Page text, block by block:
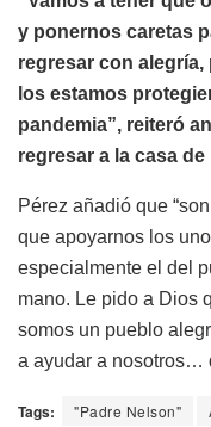
y ponernos caretas
regresar con
los estamos
pandemia”, reiteró
regresar a la casa
Pérez añadió que
que apoyarnos los
especialmente el del
mano. Le pido a Dios
somos un pueblo
a ayudar a nosotros…
Tags: "Padre Nelson"